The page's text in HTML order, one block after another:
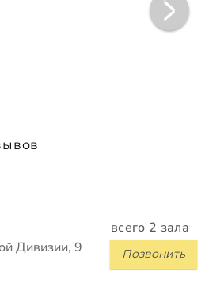
всего 2 зала
Позвонить
Дивизии, 9